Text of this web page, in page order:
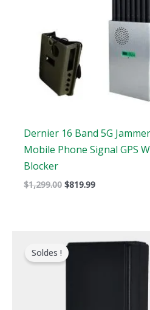
Dernier 16 Band 5G
Mobile Phone Signal GPS
Blocker
$1,299.00 $819.99
Soldes !
prix
original
prix